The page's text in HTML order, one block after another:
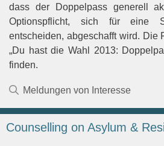
dass der Doppelpass generell
Optionspflicht, sich für eine
entscheiden, abgeschafft wird. Die
„Du hast die Wahl 2013:
finden.
Kategorien
Meldungen von Interesse
Counselling on Asylum &